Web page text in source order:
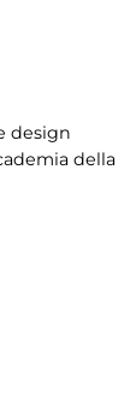
design
della